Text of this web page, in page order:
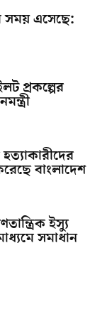
সময় এসেছে:
প্রকল্পের
বাংলাদেশ
ইস্যু
সমাধান